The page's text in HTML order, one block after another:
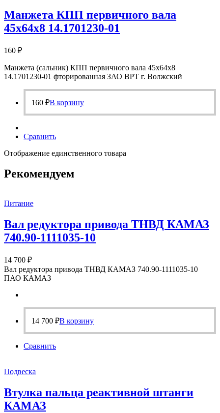
Манжета КПП первичного вала
45х64х8 14.1701230-01
160 ₽
Манжета (сальник) КПП первичного вала 45х64х8
14.1701230-01 фторированная ЗАО ВРТ г. Волжский
160 ₽В корзину
Сравнить
Отображение единственного товара
Рекомендуем
Питание
Вал редуктора привода ТНВД КАМАЗ
740.90-1111035-10
14 700 ₽
Вал редуктора привода ТНВД КАМАЗ 740.90-1111035-10
ПАО КАМАЗ
14 700 ₽В корзину
Сравнить
Подвеска
Втулка пальца реактивной штанги
КАМАЗ